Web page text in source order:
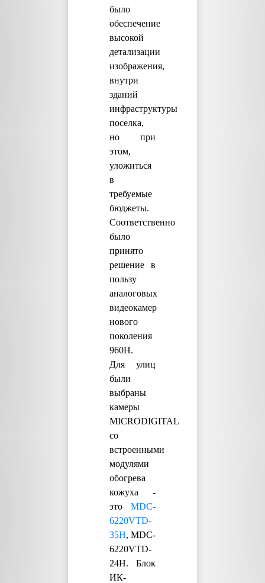
было
обеспечение
высокой
детализации
изображения,
внутри
зданий
инфраструктуры
поселка,
но при
этом,
уложиться
в
требуемые
бюджеты.
Соответственно
было
принято
решение в
пользу
аналоговых
видеокамер
нового
поколения
960H.
Для улиц
были
выбраны
камеры
MICRODIGITAL
со
встроенными
модулями
обогрева
кожуха -
это MDC-
6220VTD-
35H, MDC-
6220VTD-
24H. Блок
ИК-